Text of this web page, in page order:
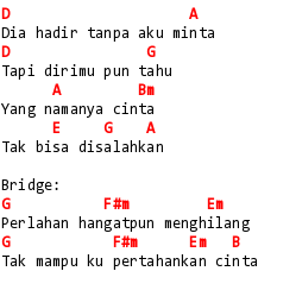
D
A
Dia hadir tanpa aku minta
D
G
Tapi dirimu pun tahu
A
Bm
Yang namanya cinta
E
G
A
Tak bisa disalahkan
Bridge:
G
F#m
Em
Perlahan hangatpun menghilang
G
F#m Em
B
Tak mampu ku pertahankan cinta